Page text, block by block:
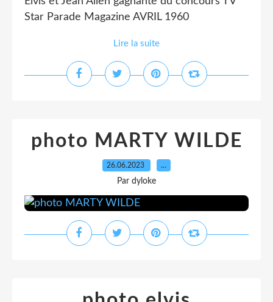
Star Parade Magazine AVRIL 1960
Lire la suite
photo MARTY WILDE
26.06.2023 …
Par dyloke